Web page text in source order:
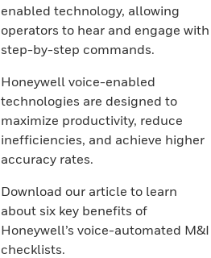
enabled technology, allowing
operators to hear and engage with
step-by-step commands.
Honeywell voice-enabled
technologies are designed to
maximize productivity, reduce
inefficiencies, and achieve higher
accuracy rates.
Download our article to learn
about six key benefits of
Honeywell’s voice-automated M&I
checklists.